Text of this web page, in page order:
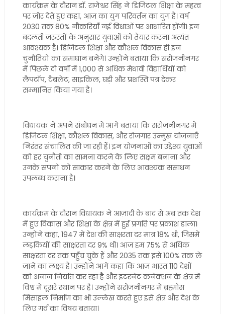
कार्यक्रम के दौरान डॉ. राजेश्वर सिंह ने डिजिटल शिक्षा के महत्व
पर जोर देते हुए कहा, आज का युग परिवर्तन का युग है। वर्ष
2030 तक 80% नौकरियाँ नई विधाओं पर आधारित होंगी। इन
बदलती जरूरतों के अनुसार युवाओं को तैयार करना अत्यंत
आवश्यक है। डिजिटल शिक्षा और कौशल विकास ही इन
चुनौतियों का समाधान बनेंगे। उन्होंने बताया कि सरोजनीनगर
में पिछले दो वर्षों में 1,000 से अधिक मेधावी विद्यार्थियों को
लैपटॉप, टैबलेट, साइकिल, घड़ी और प्रशस्ति पत्र देकर
सम्मानित किया गया है।
विधायक नें अपने संबोधन में आगे बताया कि सरोजनीनगर में
डिजिटल शिक्षा, कौशल विकास, और रोजगार उन्मुख योजनाएँ
निरंतर संचालित की जा रही हैं। इन योजनाओं का उद्देश्य युवाओं
को हर चुनौती का सामना करने के लिए सक्षम बनाना और
उनके सपनों को साकार करने के लिए आवश्यक संसाधन
उपलब्ध कराना है।
कार्यक्रम के दौरान विधायक ने आज़ादी के बाद से अब तक देश
में हुए विकास और शिक्षा के क्षेत्र में हुई प्रगति पर प्रकाश डाला।
उन्होंने कहा, 1947 में देश की साक्षरता दर मात्र 18% थी, जिसमें
लड़कियों की साक्षरता दर 9% थी। आज हम 75% से अधिक
साक्षरता दर तक पहुँच चुके हैं और 2035 तक इसे 100% तक ले
जाने का लक्ष्य है। उन्होंने आगे कहा कि आज भारत 110 देशों
को अनाज निर्यात कर रहा है और इंटरनेट कनेक्शन के क्षेत्र में
विश्व में दूसरे स्थान पर है। उन्होंने सरोजनीनगर में ब्रह्मोस
मिसाइल निर्माण का भी उल्लेख करते हुए इसे क्षेत्र और देश के
लिए गर्व का विषय बताया।